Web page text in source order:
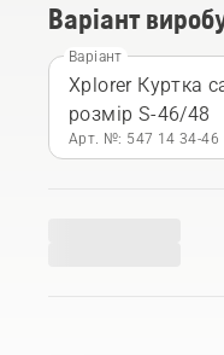
Варіант
Варіант
Xplorer Куртка
розмір S-46/48
Арт. №: 547 14 34‑46